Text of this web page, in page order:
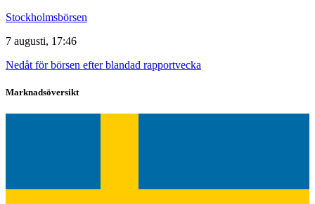
Stockholmsbörsen
7 augusti, 17:46
Nedåt för börsen efter blandad rapportvecka
Marknadsöversikt